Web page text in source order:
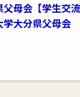
母会【学生交
大分県父母会